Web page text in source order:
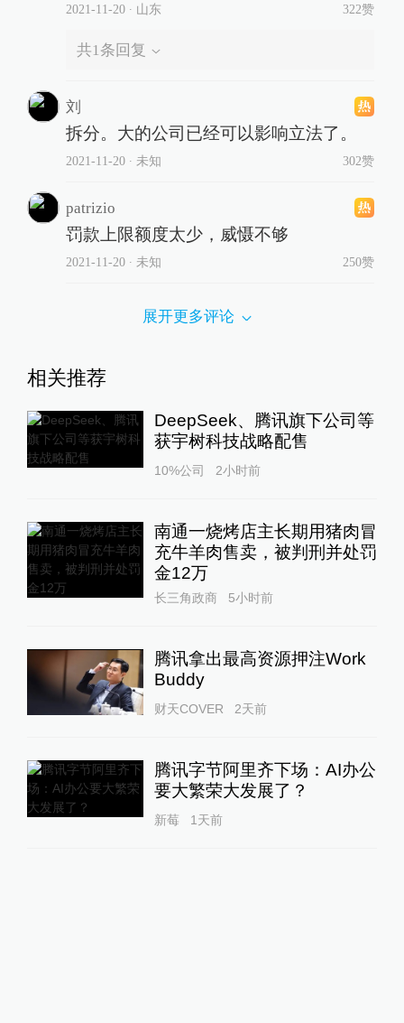
2021-11-20∙ 山东 322赞
共1 条回复
刘
拆分。大的公司已经可以影响立法了。
2021-11-20∙ 未知 302赞
patrizio
罚款上限额度太少，威慑不够
2021-11-20∙ 未知 250赞
展开更多评论
相关推荐
DeepSeek、腾讯旗下公司等
获宇树科技战略配售
10%公司 2小时前
南通一烧烤店主长期用猪肉冒
充牛羊肉售卖，被判刑并处罚
金12万
长三角政商 5小时前
腾讯拿出最高资源押注Work
Buddy
财天COVER 2天前
腾讯字节阿里齐下场：AI办公
要大繁荣大发展了？
新莓 1天前